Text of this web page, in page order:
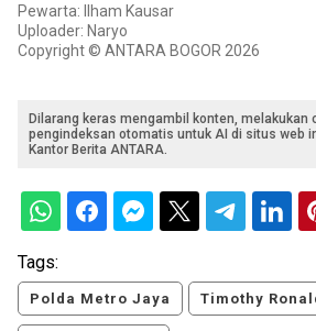
Pewarta: Ilham Kausar
Uploader: Naryo
Copyright © ANTARA BOGOR 2026
Dilarang keras mengambil konten, melakukan
pengindeksan otomatis untuk AI di situs web
Kantor Berita ANTARA.
Tags:
Polda Metro Jaya Timothy